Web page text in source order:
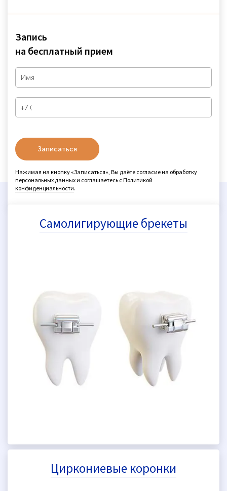
Запись
на бесплатный прием
Записаться
Нажимая на кнопку «Записаться», Вы даёте согласие на обработку
персональных данных и соглашаетесь сПолитикой
конфиденциальности.
Сопутствующие услуги
Самолигирующие брекеты
Циркониевые коронки